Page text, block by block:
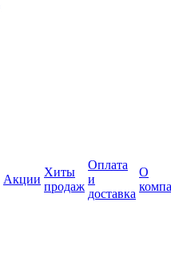
Акции
Хиты
продаж
Оплата
и
доставка
О